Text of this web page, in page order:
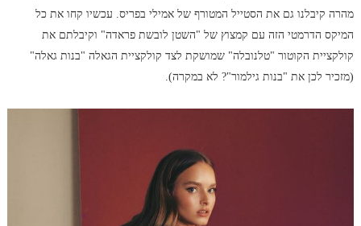
מהרה קיבלנו גם את הסטייל המטורף של אמילי בפריס. עכשיו קחו את כל
המיקס הדרמטי הזה עם קמצוץ של "השטן לובשת פראדה" וקיבלתם את
קולקציית הקוטור "טלנובלה" שמושקת לצד קולקציית הגאלה "בנות גאלה"
(מזכיר לכן את "בנות גילמור"? לא במקרה).